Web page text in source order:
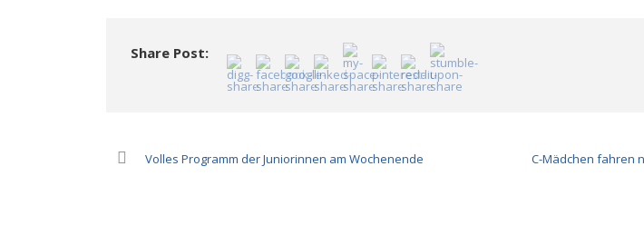
Fenster
geöffnet)
Fenster
geöffnet)
geöffnet)
Share Post:
Volles Programm der Juniorinnen am Wochenende C-Mädchen fahren